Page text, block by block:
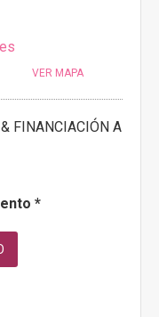
VER MAPA
FINANCIACIÓN A
*